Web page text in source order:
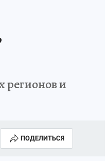
регионов и
ПОДЕЛИТЬСЯ